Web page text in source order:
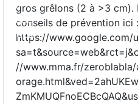
gros grêlons (2 à >3 cm).
conseils de prévention ici :
https://www.google.com/
//www.mma.fr/